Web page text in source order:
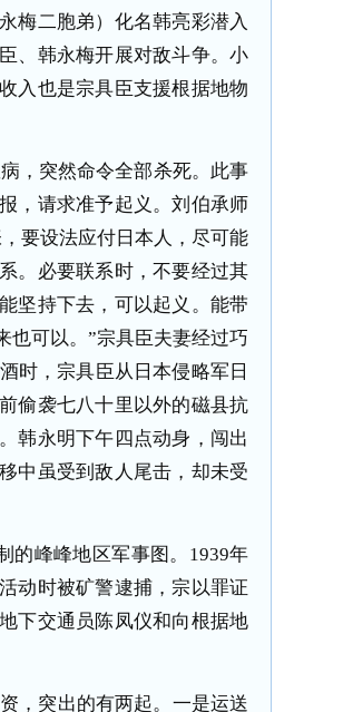
梅二胞弟）化名韩亮彩潜入
、韩永梅开展对敌斗争。小
入也是宗具臣支援根据地物
，突然命令全部杀死。此事
，请求准予起义。刘伯承师
要设法应付日本人，尽可能
。必要联系时，不要经过其
坚持下去，可以起义。能带
也可以。”宗具臣夫妻经过巧
时，宗具臣从日本侵略军日
偷袭七八十里以外的磁县抗
韩永明下午四点动身，闯出
中虽受到敌人尾击，却未受
峰峰地区军事图。 1939年
动时被矿警逮捕，宗以罪证
下交通员陈凤仪和向根据地
，突出的有两起。一是运送